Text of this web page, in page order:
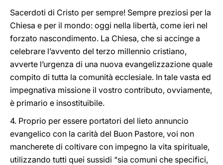
Sacerdoti di Cristo per sempre! Sempre preziosi per la
Chiesa e per il mondo: oggi nella libertà, come ieri nel
forzato nascondimento. La Chiesa, che si accinge a
celebrare l’avvento del terzo millennio cristiano,
avverte l’urgenza di una nuova evangelizzazione quale
compito di tutta la comunità ecclesiale. In tale vasta ed
impegnativa missione il vostro contributo, ovviamente,
è primario e insostituibile.
4. Proprio per essere portatori del lieto annuncio
evangelico con la carità del Buon Pastore, voi non
mancherete di coltivare con impegno la vita spirituale,
utilizzando tutti quei sussidi “sia comuni che specifici,